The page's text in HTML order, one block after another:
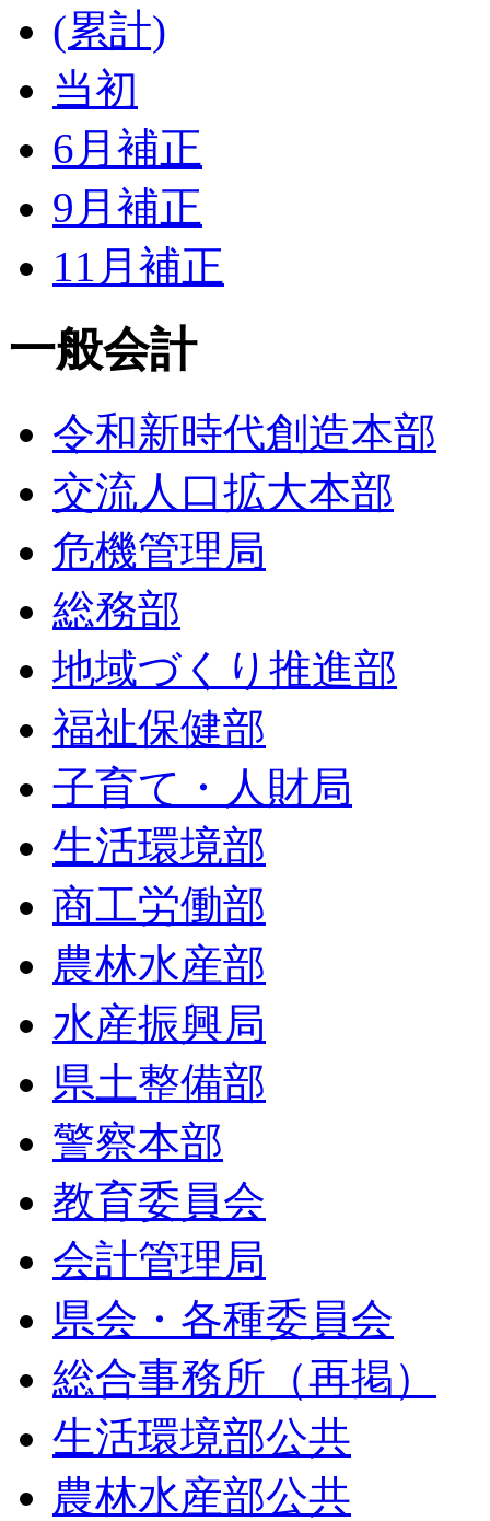
(累計)
当初
6月補正
9月補正
11月補正
一般会計
令和新時代創造本部
交流人口拡大本部
危機管理局
総務部
地域づくり推進部
福祉保健部
子育て・人財局
生活環境部
商工労働部
農林水産部
水産振興局
県土整備部
警察本部
教育委員会
会計管理局
県会・各種委員会
総合事務所（再掲）
生活環境部公共
農林水産部公共